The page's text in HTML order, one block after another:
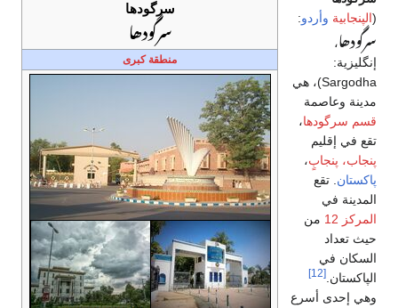
سرگودھا
سرگودھا
منطقة كبرى